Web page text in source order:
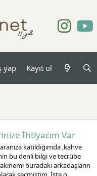
yap Kayıt ol
İhtiyacım Var
katıldığımda ,kahve
bu denli bilgi ve tecrübe
buradaki arkadaşların